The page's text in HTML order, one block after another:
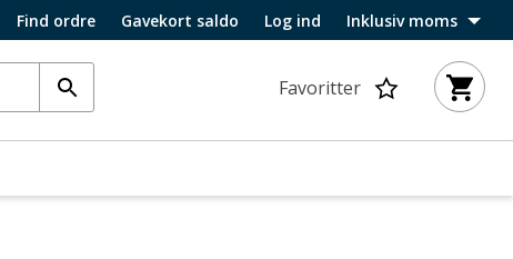
Find ordre Gavekort saldo Log ind Inklusiv moms
Favoritter